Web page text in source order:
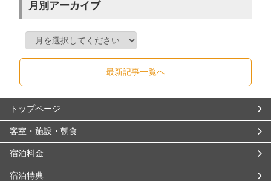
月別アーカイブ
最新記事一覧へ
トップページ
客室・施設・朝食
宿泊料金
宿泊特典